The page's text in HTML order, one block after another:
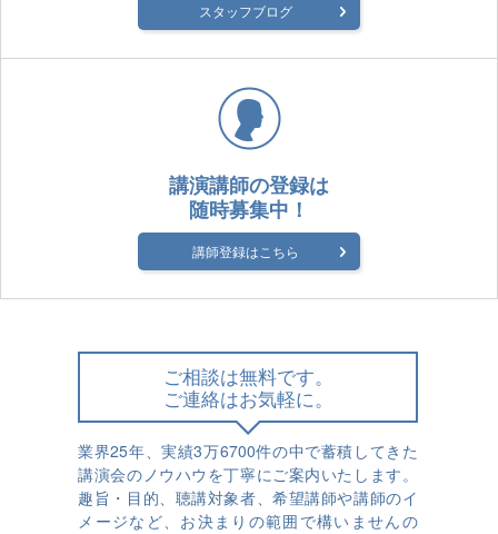
スタッフブログ
講演講師の登録は
随時募集中！
講師登録はこちら
ご相談は無料です。
ご連絡はお気軽に。
業界25年、実績3万6700件の中で蓄積してきた
講演会のノウハウを丁寧にご案内いたします。
趣旨・目的、聴講対象者、希望講師や講師のイ
メージなど、お決まりの範囲で構いませんの